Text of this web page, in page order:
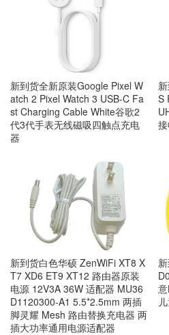
新到货全新原装Google Pixel W
atch 2 Pixel Watch 3 USB-C Fa
st Charging Cable White谷歌2
代3代手表无线磁吸四触点充电
器
S
新到货白色华硕 ZenWiFi XT8 X
T7 XD6 ET9 XT12 路由器原装
电源 12V3A 36W 适配器 MU36
D1120300-A1 5.5*2.5mm 两插
脚灵耀 Mesh 路由替换充电器 两
插大功率通用电源适配器